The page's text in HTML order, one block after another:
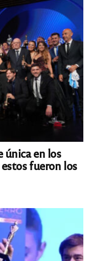
en los
fueron los